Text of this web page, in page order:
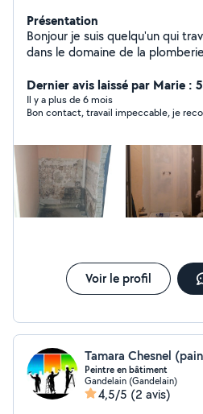
Présentation
Bonjour je suis quelqu'un qui
dans le domaine de la
élément placo isolation enduit
disponible rapidement n hésitez pas à me contacter par
téléphone ou SMS je fais tout type de petit travaux .
Dernier avis laissé par Marie :
Il y a plus de 6 mois
Bon contact, travail impeccable, je
Voir le profil
Tamara Chesnel
Peintre en bâtiment
Gandelain (Gandelain)
4,5/5 (2 avis)